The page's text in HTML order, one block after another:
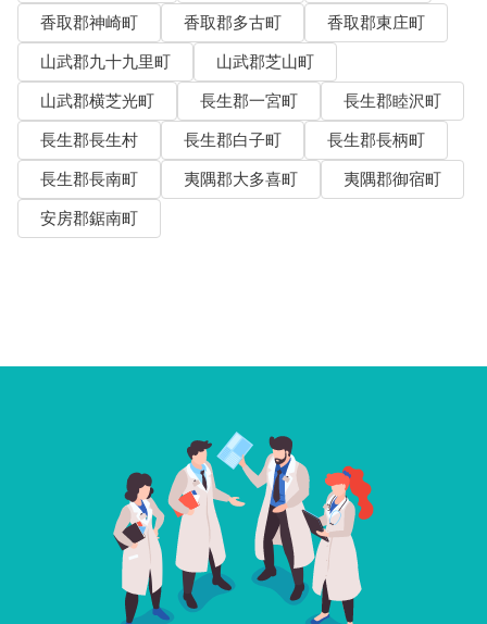
香取郡神崎町
香取郡多古町
香取郡東庄町
山武郡九十九里町
山武郡芝山町
山武郡横芝光町
長生郡一宮町
長生郡睦沢町
長生郡長生村
長生郡白子町
長生郡長柄町
長生郡長南町
夷隅郡大多喜町
夷隅郡御宿町
安房郡鋸南町